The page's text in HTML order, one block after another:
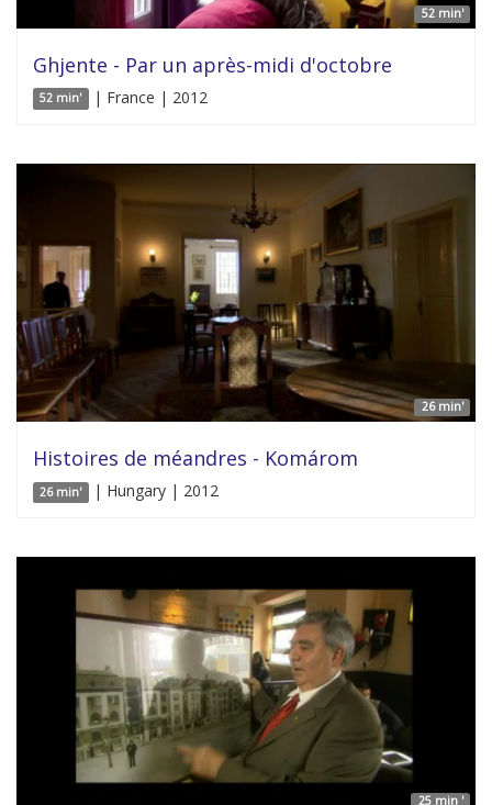
52 min'
Ghjente - Par un après-midi d'octobre
52 min' | France | 2012
26 min'
Histoires de méandres - Komárom
26 min' | Hungary | 2012
25 min '